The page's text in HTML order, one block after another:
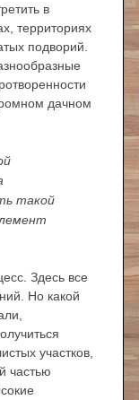
в
территориях
подворий.
дачном
такой
Здесь все
Но какой
участков,
частью